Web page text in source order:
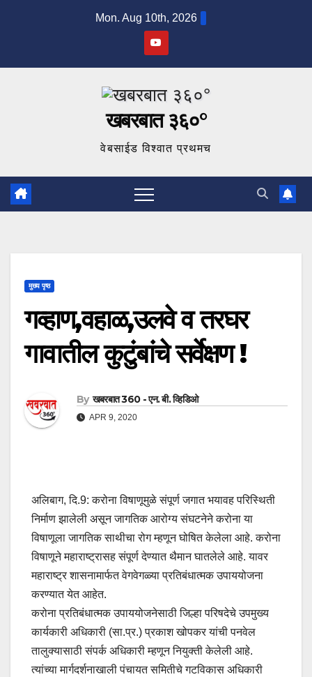
Mon. Aug 10th, 2026
खबरबात ३६०°
वेबसाईड विश्वात प्रथमच
मुख्य पृष्ठ
गव्हाण,वहाळ,उलवे व तरघर
गावातील कुटुंबांचे सर्वेक्षण !
By खबरबात 360 - एन. बी. व्हिडिओ
APR 9, 2020
अलिबाग, दि.9: करोना विषाणूमुळे संपूर्ण जगात भयावह परिस्थिती
निर्माण झालेली असून जागतिक आरोग्य संघटनेने करोना या
विषाणूला जागतिक साथीचा रोग म्हणून घोषित केलेला आहे. करोना
विषाणूने महाराष्ट्रासह संपूर्ण देण्यात थैमान घातलेले आहे. यावर
महाराष्ट्र शासनामार्फत वेगवेगळ्या प्रतिबंधात्मक उपाययोजना
करण्यात येत आहेत.
करोना प्रतिबंधात्मक उपाययोजनेसाठी जिल्हा परिषदेचे उपमुख्य
कार्यकारी अधिकारी (सा.प्र.) प्रकाश खोपकर यांची पनवेल
तालुक्यासाठी संपर्क अधिकारी म्हणून नियुक्ती केलेली आहे.
त्यांच्या मार्गदर्शनाखाली पंचायत समितीचे गटविकास अधिकारी